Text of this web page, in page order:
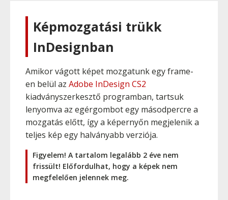
Képmozgatási trükk
InDesignban
Amikor vágott képet mozgatunk egy frame-
en belül az Adobe InDesign CS2
kiadványszerkesztő programban, tartsuk
lenyomva az egérgombot egy másodpercre a
mozgatás előtt, így a képernyőn megjelenik a
teljes kép egy halványabb verziója.
Figyelem! A tartalom legalább 2 éve nem
frissült! Előfordulhat, hogy a képek nem
megfelelően jelennek meg.